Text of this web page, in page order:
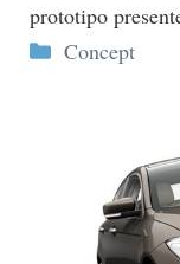
prototipo
Categorie
Concept